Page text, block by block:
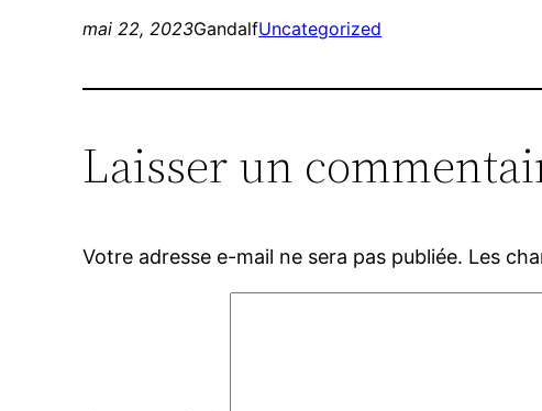
mai 22, 2023GandalfUncategorized
Laisser un
Votre adresse e-mail ne sera pas publiée. Les